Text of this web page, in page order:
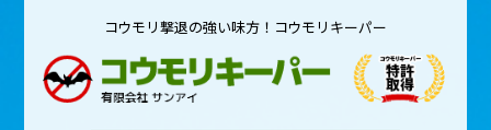
コウモリ撃退の強い味方！コウモリキーパー